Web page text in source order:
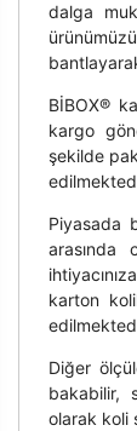
dalga
BİBOX®
kargo
şekilde
Piyasada
arasında
karton
Diğer
bakabilir,
olarak koli